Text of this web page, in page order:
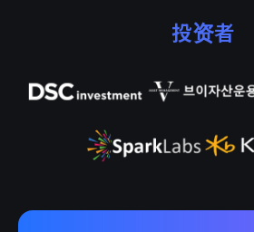
投资者